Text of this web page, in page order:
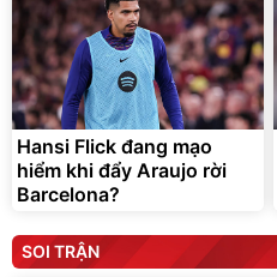
Hansi Flick đang mạo
hiểm khi đẩy Araujo rời
Barcelona?
SOI TRẬN